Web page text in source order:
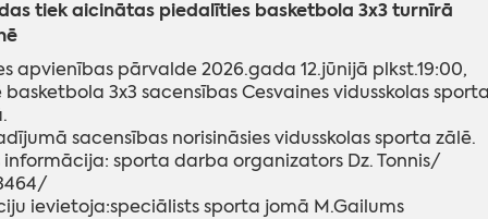
tiek aicinātas piedalīties basketbola 3x3 turnīrā
apvienības pārvalde 2026.gada 12.jūnijā plkst.19:00,
3x3 sacensības Cesvaines vidusskolas
sacensības norisināsies vidusskolas sporta zālē.
informācija: sporta darba organizators Dz. Tonnis/
ievietoja:speciālists sporta jomā M.Gailums